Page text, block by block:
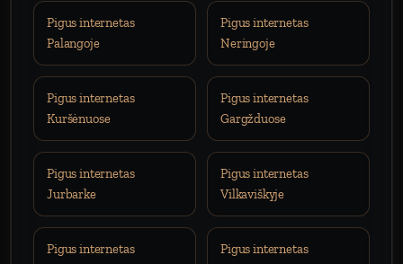
Pigus internetas
Palangoje
Pigus internetas
Neringoje
Pigus internetas
Kuršėnuose
Pigus internetas
Gargžduose
Pigus internetas
Jurbarke
Pigus internetas
Vilkaviškyje
Pigus internetas
Pigus internetas